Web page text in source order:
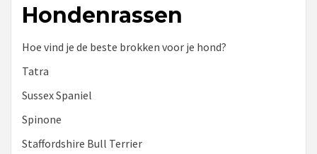
Hondenrassen
Hoe vind je de beste brokken voor je hond?
Tatra
Sussex Spaniel
Spinone
Staffordshire Bull Terrier